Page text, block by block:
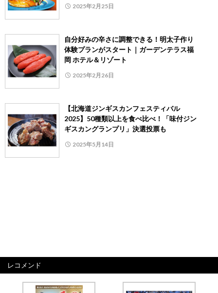
2025年2月25日
自分好みの辛さに調整できる！明太子作り
体験プランがスタート｜ガーデンテラス福
岡 ホテル＆リゾート
2025年2月26日
【北海道ジンギスカンフェスティバル
2025】50種類以上を食べ比べ！「味付ジン
ギスカングランプリ」決選投票も
2025年5月14日
レコメンド